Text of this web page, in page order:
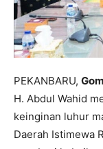
PEKANBARU,
H. Abdul Wahid
keinginan luhur
Daerah Istimewa